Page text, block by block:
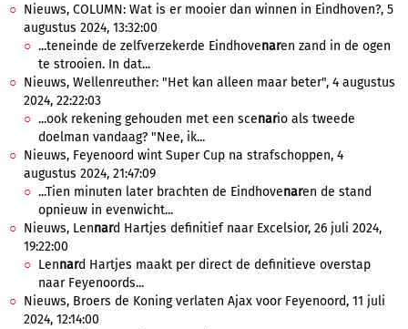
Nieuws, COLUMN: Wat is er mooier dan winnen in Eindhoven?, 5
augustus 2024, 13:32:00
...teneinde de zelfverzekerde Eindhovenaren zand in de ogen
te strooien. In dat...
Nieuws, Wellenreuther: "Het kan alleen maar beter", 4 augustus
2024, 22:22:03
...ook rekening gehouden met een scenario als tweede
doelman vandaag? "Nee, ik...
Nieuws, Feyenoord wint Super Cup na strafschoppen, 4
augustus 2024, 21:47:09
...Tien minuten later brachten de Eindhovenaren de stand
opnieuw in evenwicht...
Nieuws, Lennard Hartjes definitief naar Excelsior, 26 juli 2024,
19:22:00
Lennard Hartjes maakt per direct de definitieve overstap
naar Feyenoords...
Nieuws, Broers de Koning verlaten Ajax voor Feyenoord, 11 juli
2024, 12:14:00